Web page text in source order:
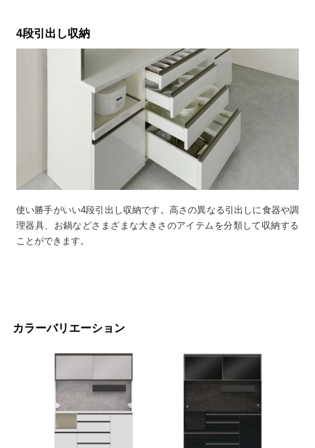
4段引出し収納
使い勝手がいい4段引出し収納です。高さの異なる引出しに食器や調
理器具、お鍋などさまざまな大きさのアイテムを分類して収納する
ことができます。
カラーバリエーション